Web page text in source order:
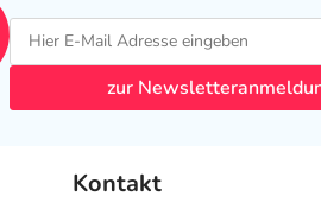
zur
Kontakt